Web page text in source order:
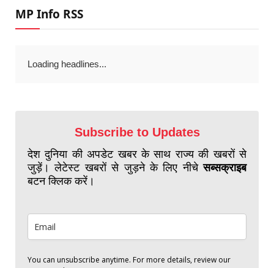
MP Info RSS
Loading headlines...
Subscribe to Updates
देश दुनिया की अपडेट खबर के साथ राज्य की खबरों से
जुड़ें। लेटेस्ट खबरों से जुड़ने के लिए नीचेसब्सक्राइब
बटन क्लिक करें।
You can unsubscribe anytime. For more details, review our